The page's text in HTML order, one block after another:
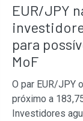
EUR/JPY
para
MoF
O par EUR/JPY
próximo a
Investidores